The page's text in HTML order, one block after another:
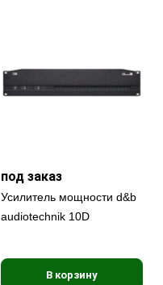
под заказ
Усилитель мощности d&b
audiotechnik 10D
В корзину